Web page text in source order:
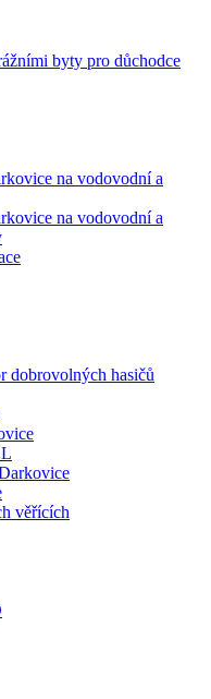
byty pro důchodce
na vodovodní a
na vodovodní a
dobrovolných hasičů
věřících